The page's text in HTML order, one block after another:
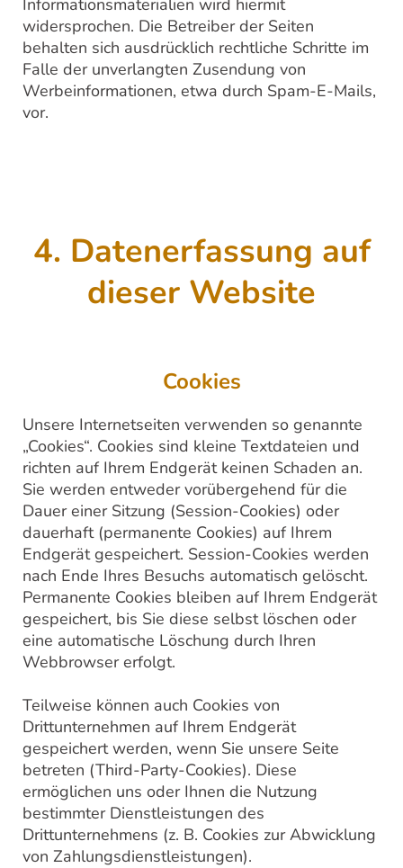
widersprochen. Die Betreiber der Seiten
behalten sich ausdrücklich rechtliche Schritte im
Falle der unverlangten Zusendung von
Werbeinformationen, etwa durch Spam-E-Mails,
vor.
4. Datenerfassung auf
dieser Website
Cookies
Unsere Internetseiten verwenden so genannte
„Cookies“. Cookies sind kleine Textdateien und
richten auf Ihrem Endgerät keinen Schaden an.
Sie werden entweder vorübergehend für die
Dauer einer Sitzung (Session-Cookies) oder
dauerhaft (permanente Cookies) auf Ihrem
Endgerät gespeichert. Session-Cookies werden
nach Ende Ihres Besuchs automatisch gelöscht.
Permanente Cookies bleiben auf Ihrem Endgerät
gespeichert, bis Sie diese selbst löschen oder
eine automatische Löschung durch Ihren
Webbrowser erfolgt.
Teilweise können auch Cookies von
Drittunternehmen auf Ihrem Endgerät
gespeichert werden, wenn Sie unsere Seite
betreten (Third-Party-Cookies). Diese
ermöglichen uns oder Ihnen die Nutzung
bestimmter Dienstleistungen des
Drittunternehmens (z. B. Cookies zur Abwicklung
von Zahlungsdienstleistungen).